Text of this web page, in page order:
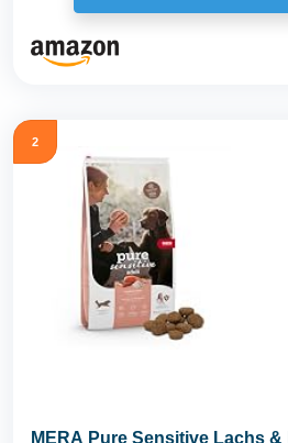
2
MERA Pure Sensitive Lachs